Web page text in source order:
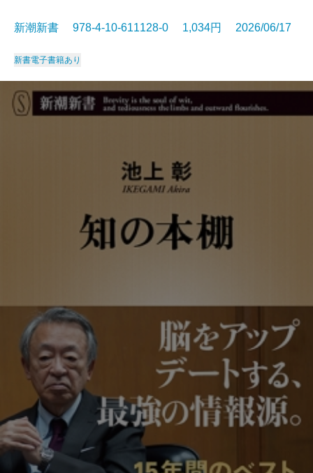
新潮新書 978-4-10-611128-0 1,034円 2026/06/17
新書電子書籍あり